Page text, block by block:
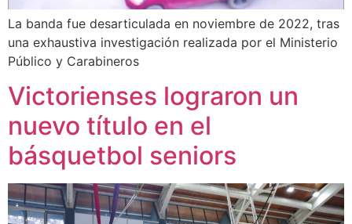
La banda fue desarticulada en noviembre de 2022, tras
una exhaustiva investigación realizada por el Ministerio
Público y Carabineros
Victorienses lograron un
nuevo título en el
básquetbol seniors